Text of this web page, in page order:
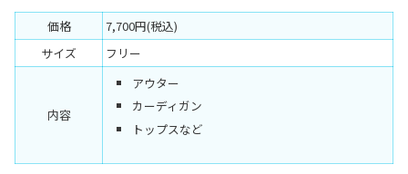
価格
7,700円(税込)
サイズ
フリー
内容
アウター
カーディガン
トップスなど